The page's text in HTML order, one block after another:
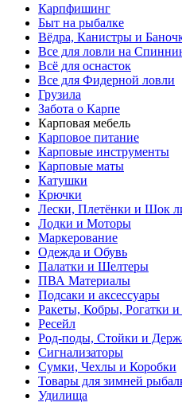
Карпфишинг
Быт на рыбалке
Вёдра, Канистры и
Все для ловли на
Всё для оснасток
Все для Фидерной ловли
Грузила
Забота о Карпе
Карповая мебель
Карповое питание
Карповые инструменты
Карповые маты
Катушки
Крючки
Лески, Плетёнки и Шок
Лодки и Моторы
Маркерование
Одежда и Обувь
Палатки и Шелтеры
ПВА Материалы
Подсаки и аксессуары
Ракеты, Кобры, Рогатки
Ресейл
Род-поды, Стойки и
Сигнализаторы
Сумки, Чехлы и Коробки
Товары для зимней
Удилища